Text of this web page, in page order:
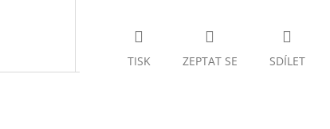
TISK ZEPTAT SE SDÍLET